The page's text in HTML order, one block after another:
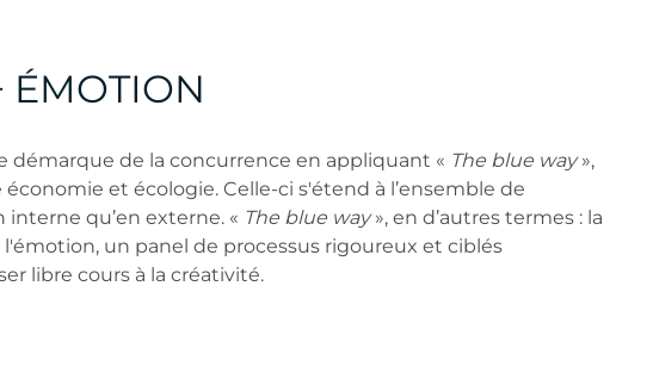
ÉMOTION
démarque de la concurrence en appliquant « The blue way»,
et écologie. Celle-ci s'étend à l’ensemble de
interne qu’en externe. « The blue way», en d’autres termes : la
l'émotion, un panel de processus rigoureux et ciblés
libre cours à la créativité.